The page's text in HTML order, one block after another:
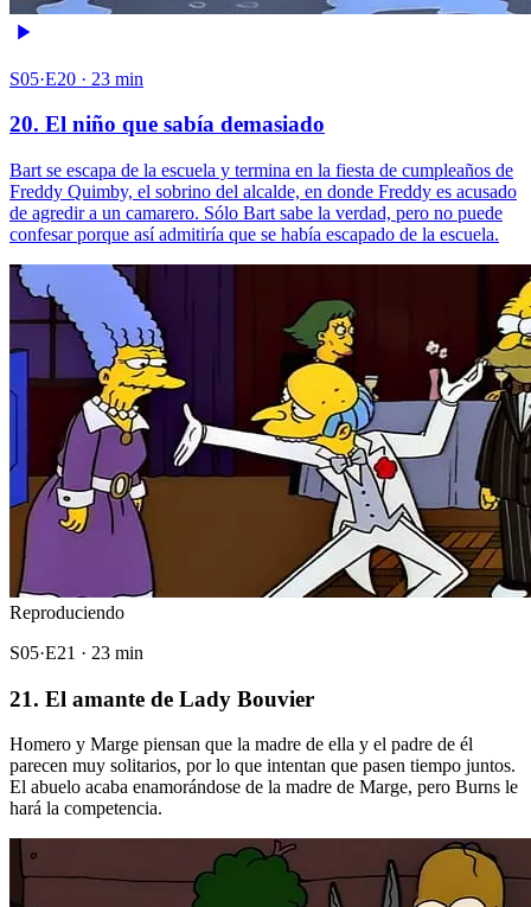
S05·E20 · 23 min
20. El niño que sabía demasiado
Bart se escapa de la escuela y termina en la fiesta de cumpleaños de
Freddy Quimby, el sobrino del alcalde, en donde Freddy es acusado
de agredir a un camarero. Sólo Bart sabe la verdad, pero no puede
confesar porque así admitiría que se había escapado de la escuela.
Reproduciendo
S05·E21 · 23 min
21. El amante de Lady Bouvier
Homero y Marge piensan que la madre de ella y el padre de él
parecen muy solitarios, por lo que intentan que pasen tiempo juntos.
El abuelo acaba enamorándose de la madre de Marge, pero Burns le
hará la competencia.